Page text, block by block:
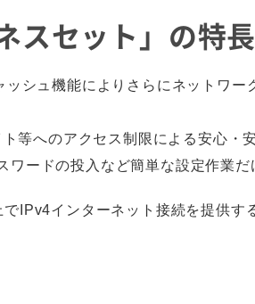
セット」の特長
シュ機能によりさらにネットワ
等へのアクセス制限による安心・
ードの投入など簡単な設定作業だ
インターネット接続を提供す